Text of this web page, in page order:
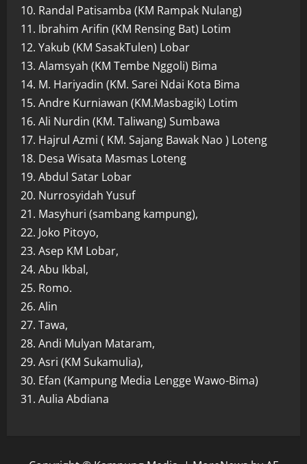
10. Randal Patisamba (KM Rampak Nulang)
11. Ibrahim Arifin (KM Rensing Bat) Lotim
12. Yakub (KM SasakTulen) Lobar
13. Alamsyah (KM Tembe Nggoli) Bima
14. M. Hariyadin (KM. Sarei Ndai Kota Bima
15. Andre Kurniawan (KM.Masbagik) Lotim
16. Ali Nurdin (KM. Taliwang) Sumbawa
17. Hajrul Azmi ( KM. Sajang Bawak Nao ) Loteng
18. Desa Wisata Masmas Loteng
19. Abdul Satar Lobar
20. Nurrosyidah Yusuf
21. Masyhuri (sambang kampung),
22. Joko Pitoyo,
23. Asep KM Lobar,
24. Abu Ikbal,
25. Romo.
26. Alin
27. Tawa,
28. Andi Mulyan Mataram,
29. Asri (KM Sukamulia),
30. Efan (Kampung Media Lengge Wawo-Bima)
31. Aulia Abdiana